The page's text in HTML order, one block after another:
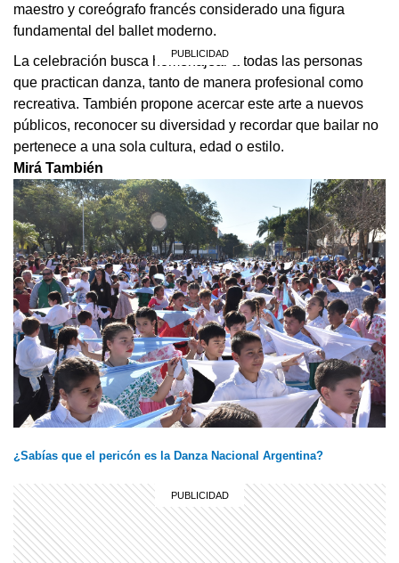
maestro y coreógrafo francés considerado una figura
fundamental del ballet moderno.
La celebración busca homenajear a todas las personas
que practican danza, tanto de manera profesional como
recreativa. También propone acercar este arte a nuevos
públicos, reconocer su diversidad y recordar que bailar no
pertenece a una sola cultura, edad o estilo.
Mirá También
¿Sabías que el pericón es la Danza Nacional Argentina?